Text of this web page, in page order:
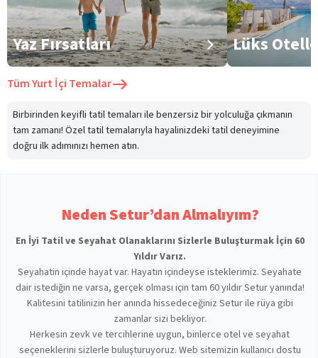
Yaz Fırsatları Lüks
TümYurt İçi Temalar
Birbirinden keyifli tatil temaları ile benzersiz bir yolculuğa çıkmanın
tam zamanı! Özel tatil temalarıyla hayalinizdeki tatil deneyimine
doğru ilk adımınızı hemen atın.
Neden Setur’dan Almalıyım?
En İyi Tatil ve Seyahat Olanaklarını Sizlerle Buluşturmak İçin 60
Yıldır Varız.
Seyahatin içinde hayat var. Hayatın içindeyse isteklerimiz. Seyahate
dair istediğin ne varsa, gerçek olması için tam 60 yıldır Setur yanında!
Kalitesini tatilinizin her anında hissedeceğiniz Setur ile rüya gibi
zamanlar sizi bekliyor.
Herkesin zevk ve tercihlerine uygun, binlerce otel ve seyahat
seçeneklerini sizlerle buluşturuyoruz. Web sitemizin kullanıcı dostu